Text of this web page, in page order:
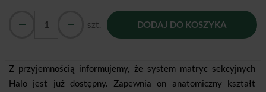
szt. DODAJ DO KOSZYKA
Z przyjemnością informujemy, że system matryc sekcyjnych
Halo jest już dostępny. Zapewnia on anatomiczny kształt